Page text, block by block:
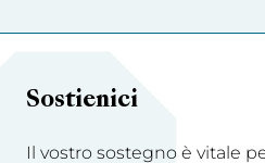
Sostienici
Il vostro sostegno è vitale